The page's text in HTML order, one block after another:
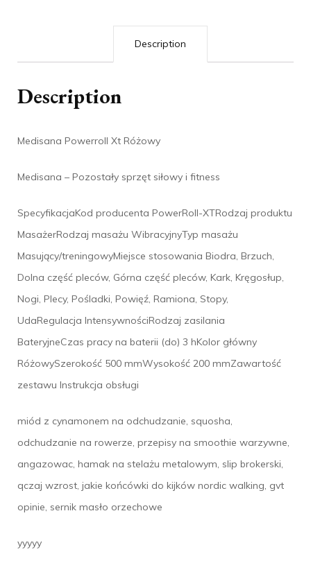
Description
Description
Medisana Powerroll Xt Różowy
Medisana – Pozostały sprzęt siłowy i fitness
SpecyfikacjaKod producenta PowerRoll-XTRodzaj produktu
MasażerRodzaj masażu WibracyjnyTyp masażu
Masujący/treningowyMiejsce stosowania Biodra, Brzuch,
Dolna część pleców, Górna część pleców, Kark, Kręgosłup,
Nogi, Plecy, Pośladki, Powięź, Ramiona, Stopy,
UdaRegulacja IntensywnościRodzaj zasilania
BateryjneCzas pracy na baterii (do) 3 hKolor główny
RóżowySzerokość 500 mmWysokość 200 mmZawartość
zestawu Instrukcja obsługi
miód z cynamonem na odchudzanie, squosha,
odchudzanie na rowerze, przepisy na smoothie warzywne,
angazowac, hamak na stelażu metalowym, slip brokerski,
qczaj wzrost, jakie końcówki do kijków nordic walking, gvt
opinie, sernik masło orzechowe
yyyyy